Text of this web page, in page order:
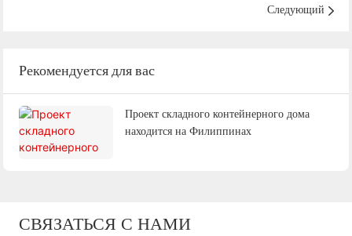
Следующий
Рекомендуется для вас
Проект складного контейнерного дома
находится на Филиппинах
СВЯЗАТЬСЯ С НАМИ